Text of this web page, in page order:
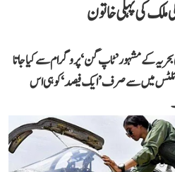
ملک کی پہلی خاتون
کے مشہور ’ٹاپ گن‘ پروگرام سے کیا جاتا
میں سے صرف ’ایک فیصد‘ کو ہی اس